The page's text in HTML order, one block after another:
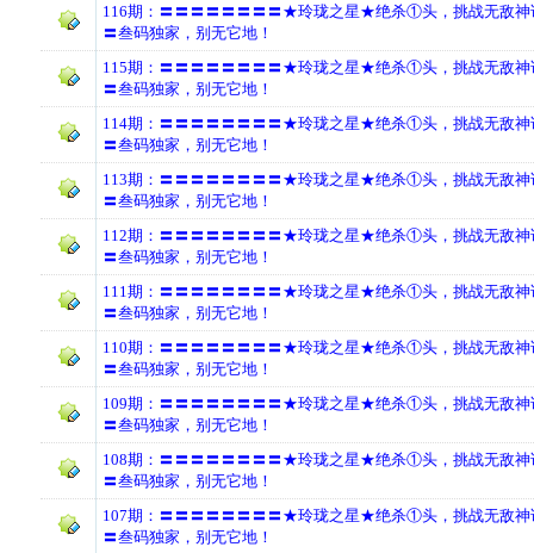
116期：〓〓〓〓〓〓〓〓★玲珑之星★绝杀①头，挑战无敌神
〓叁码独家，别无它地！
115期：〓〓〓〓〓〓〓〓★玲珑之星★绝杀①头，挑战无敌神
〓叁码独家，别无它地！
114期：〓〓〓〓〓〓〓〓★玲珑之星★绝杀①头，挑战无敌神
〓叁码独家，别无它地！
113期：〓〓〓〓〓〓〓〓★玲珑之星★绝杀①头，挑战无敌神
〓叁码独家，别无它地！
112期：〓〓〓〓〓〓〓〓★玲珑之星★绝杀①头，挑战无敌神
〓叁码独家，别无它地！
111期：〓〓〓〓〓〓〓〓★玲珑之星★绝杀①头，挑战无敌神
〓叁码独家，别无它地！
110期：〓〓〓〓〓〓〓〓★玲珑之星★绝杀①头，挑战无敌神
〓叁码独家，别无它地！
109期：〓〓〓〓〓〓〓〓★玲珑之星★绝杀①头，挑战无敌神
〓叁码独家，别无它地！
108期：〓〓〓〓〓〓〓〓★玲珑之星★绝杀①头，挑战无敌神
〓叁码独家，别无它地！
107期：〓〓〓〓〓〓〓〓★玲珑之星★绝杀①头，挑战无敌神
〓叁码独家，别无它地！